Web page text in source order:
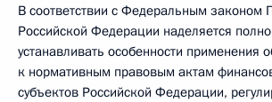
В соответствии с Федеральным законом
Российской Федерации наделяется
устанавливать особенности применения
к нормативным правовым актам
субъектов Российской Федерации,